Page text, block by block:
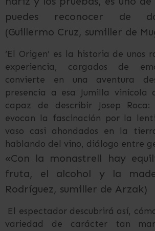
puedes reconocer de
(Guillermo Cruz, sumiller de
‘El Origen’ es la historia de unos
experiencia, cargados de
convierte en una aventura
presencia a esa Jumilla vinícola
capaz de describir Josep Roca:
evocan la fascinación por la
vaso casi ahondados en la
hablando del vino, diálogo entre
«Con la monastrell hay
fruta, el alcohol y la
Rodríguez, sumiller de Arzak)
El espectador descubrirá así,
variedad de carácter tan